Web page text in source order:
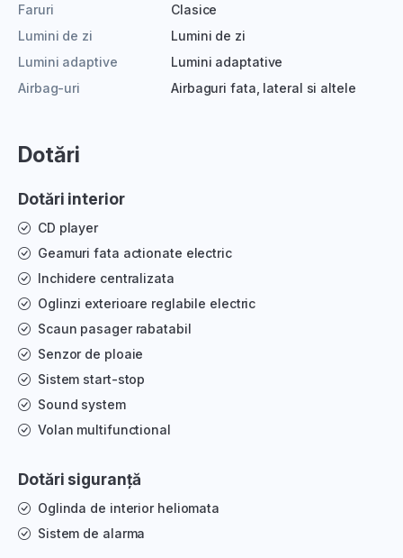
Faruri
Clasice
Lumini de zi
Lumini de zi
Lumini adaptive
Lumini adaptative
Airbag-uri
Airbaguri fata, lateral si altele
Dotări
Dotări interior
CD player
Geamuri fata actionate electric
Inchidere centralizata
Oglinzi exterioare reglabile electric
Scaun pasager rabatabil
Senzor de ploaie
Sistem start-stop
Sound system
Volan multifunctional
Dotări siguranță
Oglinda de interior heliomata
Sistem de alarma